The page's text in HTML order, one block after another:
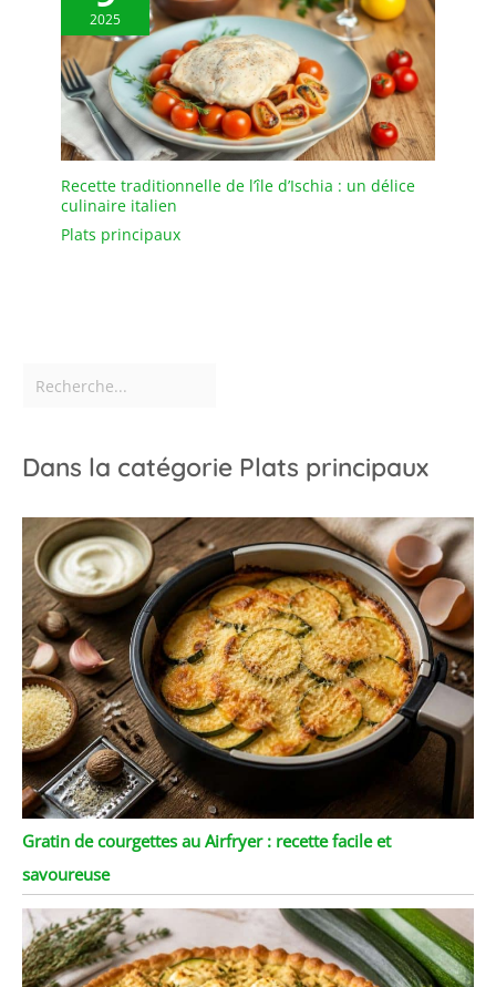
amateurs de fromage
2025
Recette traditionnelle de l’île d’Ischia : un délice
culinaire italien
Plats principaux
Dans la catégorie Plats principaux
Gratin de courgettes au Airfryer : recette facile et
savoureuse